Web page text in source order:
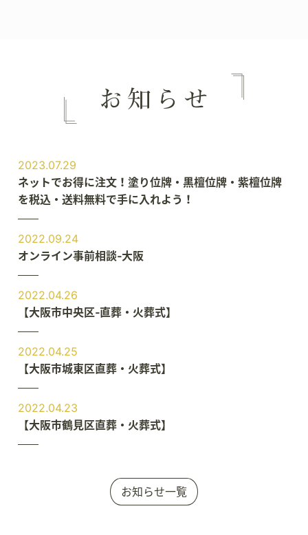
2023.07.29
ネットでお得に注文！塗り位牌・黒檀位牌・紫檀位牌
を税込・送料無料で手に入れよう！
2022.09.24
オンライン事前相談‐大阪
2022.04.26
【大阪市中央区‐直葬・火葬式】
2022.04.25
【大阪市城東区直葬・火葬式】
2022.04.23
【大阪市鶴見区直葬・火葬式】
お知らせ一覧